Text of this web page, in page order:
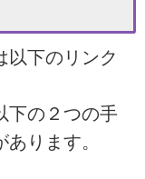
以下のリンク
下の２つの手
ります。